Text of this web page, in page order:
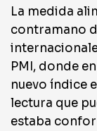
La medida
contramano
PMI, donde
nuevo índice
lectura que
estaba